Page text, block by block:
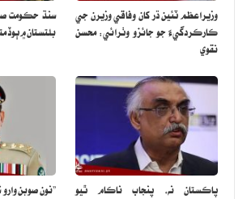
وزيراعظم ٽئين ڌر کان وفاقي وزيرن جي
ڪارڪردگيءَ جو جائزو وٺرائي: محسن
نقوي
سنڌ حڪومت
بلتستان ۾ ٻوڏ
پاڪستان نه، پنجاب ناڪام ٿيو
”نون صوبن